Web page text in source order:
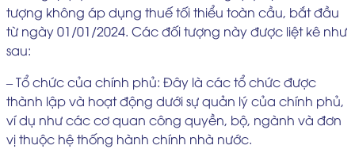
tượng không áp dụng thuế tối thiểu toàn cầu, bắt đầu
từ ngày 01/01/2024. Các đối tượng này được liệt kê như
sau:
– Tổ chức của chính phủ: Đây là các tổ chức được
thành lập và hoạt động dưới sự quản lý của chính phủ,
ví dụ như các cơ quan công quyền, bộ, ngành và đơn
vị thuộc hệ thống hành chính nhà nước.